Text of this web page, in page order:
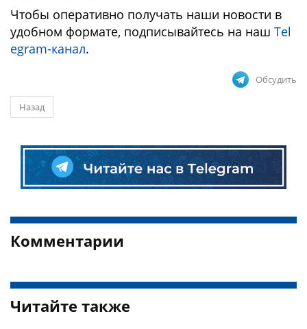
Чтобы оперативно получать наши новости в
удобном формате, подписывайтесь на наш Tel
egram-канал.
Обсудить
Назад
Комментарии
Читайте также